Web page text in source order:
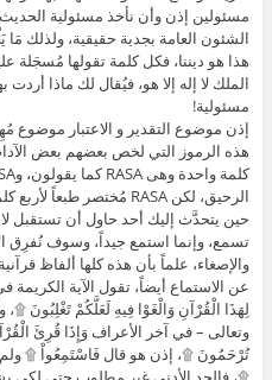
مسئولين إذن وأن نأخذ مسئولية
الشئون العامة بجدية حقيقية، ولذلك
هذا هو ديننا، فكل كلمة تقولها مُسجَلة
الملك لا إله إلا هو، فيُقال لك ماذا أردت
مسئولية!
إذن موضوع التقدير و الاعتبار موضوع
هذه الرموز التي لخص بعضهم بعض
حين يتحدَّث إليك أحد حاول أن تستقبل
تسمع، وإنما استمع جيداً، وسوف نُفرِق
والإصغاء، علماً بأن هذه كلها ألفاظ
عن الاستماع أيضاً، تقول الآية
لِهَذَا الْقُرْآنِ وَالْغَوْا فِيهِ لَعَلَّكُمْ تَغْلِبُونَ ۩،
وتعالى – في آخر الأعراف وَإِذَا قُرِئَ
تُرْحَمُونَ ۩، إذن هو قال فَاسْتَمِعُواْ ۩ ولم